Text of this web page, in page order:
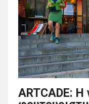
ARTCADE: Η